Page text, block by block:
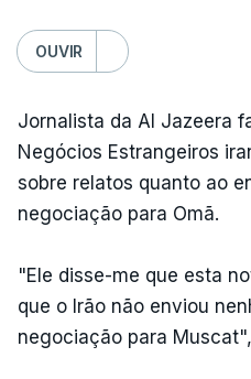
OUVIR
Jornalista da Al Jazeera
Negócios Estrangeiros
sobre relatos quanto ao
negociação para Omã.
"Ele disse-me que esta
que o Irão não enviou
negociação para